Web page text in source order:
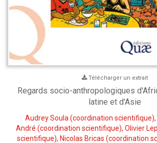
Télécharger un extrait
Regards socio-anthropologiques
latine et d'Asie
Audrey Soula (coordination scientifique),
André (coordination scientifique), Olivier
scientifique), Nicolas Bricas (coordination